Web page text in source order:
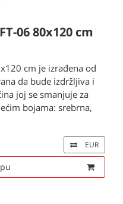
06 80x120 cm
cm je izrađena od
da bude izdržljiva i
joj se smanjuje za
bojama: srebrna,
EUR